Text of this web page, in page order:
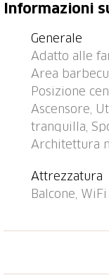
ferroviaria
Informazioni
Generale
Adatto alle
Area
Posizione
Ascensore,
tranquilla,
Architettura
Attrezzatura
Balcone, WiFi